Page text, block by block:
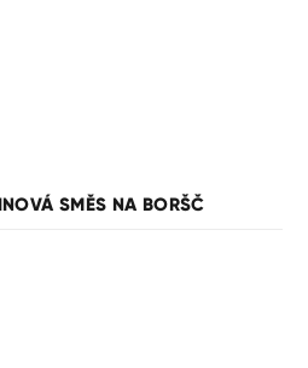
SMĚS NA BORŠČ